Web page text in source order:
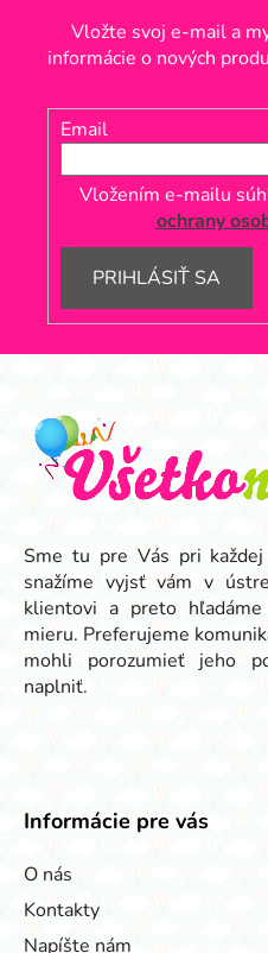
Vložte svoj e-mail a
informácie o nových
Email
Vložením e-mailu
ochrany
PRIHLÁSIŤ SA
Z
Sme tu pre Vás pri
snažíme vyjsť vám v
klientovi a preto
mieru. Preferujeme
mohli porozumieť jeho
naplniť.
Informácie pre vás
O nás
Kontakty
Napíšte nám